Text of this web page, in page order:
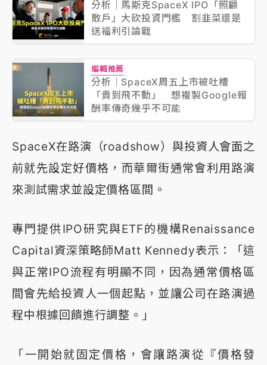
分析｜馬斯克SpaceX IPO「照顧
散戶」大砍投資門檻 割韭菜還是
送福利引論戰
編輯推薦
分析｜SpaceX周五上市被吐槽
「貴到飛不動」 想複製Google報
酬率傳奇幾乎不可能
SpaceX在路演（roadshow）與投資人會面之
前就先設定好價格，而華爾街通常會利用路演
來測試需求並設定價格區間。
專門提供IPO研究與ETF的機構Renaissance
Capital資深策略師Matt Kennedy表示：「這
與正常IPO流程有明顯不同，因為通常價格區
間會先給投資人一個起點，並讓公司在路演過
程中根據回饋進行調整。」
「一開始就固定價格，會讓路演從『價格發